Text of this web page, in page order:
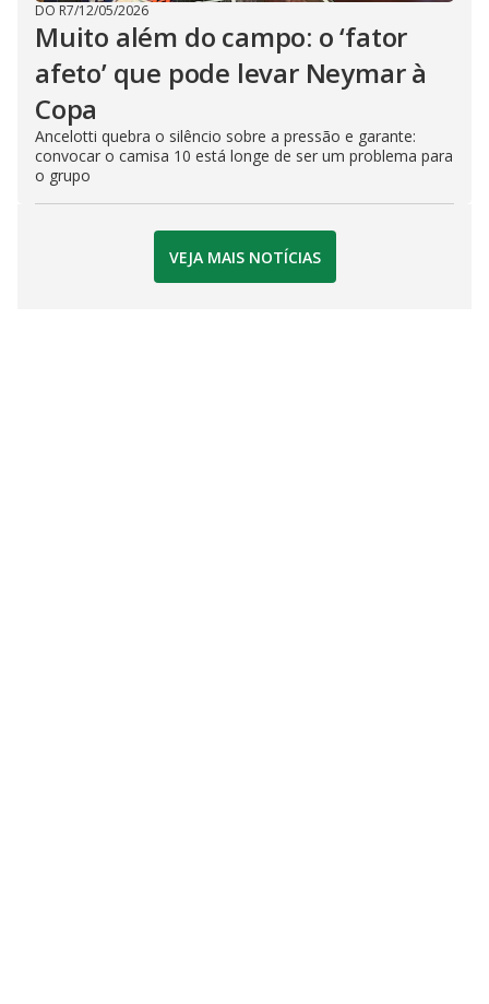
DO R7/12/05/2026
Muito além do campo: o ‘fator
afeto’ que pode levar Neymar à
Copa
Ancelotti quebra o silêncio sobre a pressão e garante:
convocar o camisa 10 está longe de ser um problema para
o grupo
VEJA MAIS NOTÍCIAS